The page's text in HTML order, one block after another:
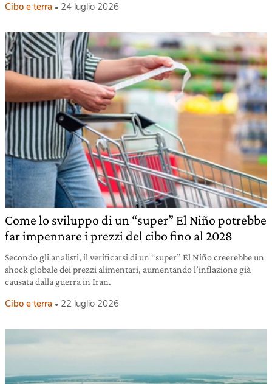
Cibo e terra 24 luglio 2026
Come lo sviluppo di un “super” El Niño potrebbe
far impennare i prezzi del cibo fino al 2028
Secondo gli analisti, il verificarsi di un “super” El Niño creerebbe un
shock globale dei prezzi alimentari, aumentando l’inflazione già
causata dalla guerra in Iran.
Cibo e terra 22 luglio 2026